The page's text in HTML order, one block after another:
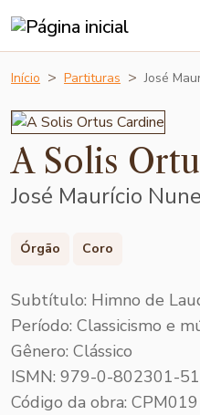
Início Partituras José
A Solis
José Maurício
Órgão Coro
Subtítulo: Himno de
Período: Classicismo e
Gênero: Clássico
ISMN: 979-0-802301-
Código da obra: CPM019